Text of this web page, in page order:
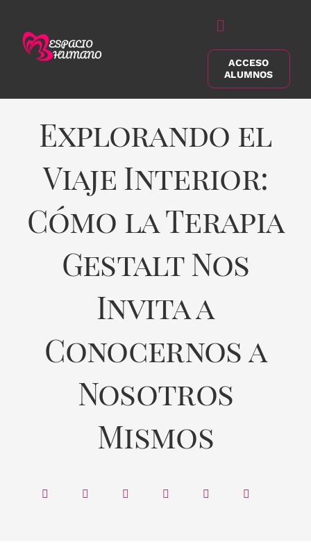
contenido
Alternar
navegación
Buscar:
ACCESO
ALUMNOS
Explorando el
Viaje Interior:
Cómo la Terapia
Gestalt Nos
Invita a
Conocernos a
Nosotros
Mismos